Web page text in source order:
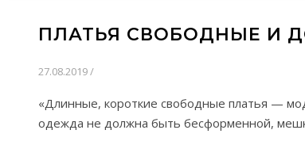
ПЛАТЬЯ СВОБОДНЫЕ И
27.08.2019/
«Длинные, короткие свободные платья —
одежда не должна быть бесформенной,